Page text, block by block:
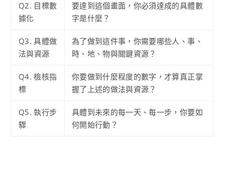
Q2. 目標數
據化
要達到這個畫面，你必須達成的具體數
字是什麼？
Q3. 具體做
法與資源
為了做到這件事，你需要哪些人、事、
時、地、物與關鍵資源？
Q4. 檢核指
標
你要做到什麼程度的數字，才算真正掌
握了上述的做法與資源？
Q5. 執行步
驟
具體到未來的每一天、每一步，你要如
何開始行動？